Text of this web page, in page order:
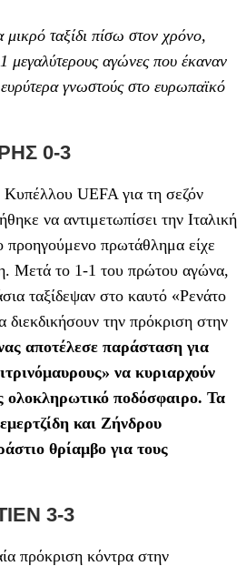
ταξίδι πίσω στον χρόνο,
μεγαλύτερους αγώνες που έκαναν
γνωστούς στο ευρωπαϊκό
0-3
Κυπέλλου UEFA για τη σεζόν
να αντιμετωπίσει την Ιταλική
προηγούμενο πρωτάθλημα είχε
Μετά το 1-1 του πρώτου αγώνα,
ταξίδεψαν στο καυτό «Ρενάτο
διεκδικήσουν την πρόκριση στην
αποτέλεσε παράσταση για
να κυριαρχούν
ολοκληρωτικό ποδόσφαιρο. Τα
και Ζήνδρου
θρίαμβο για τους
3-3
πρόκριση κόντρα στην